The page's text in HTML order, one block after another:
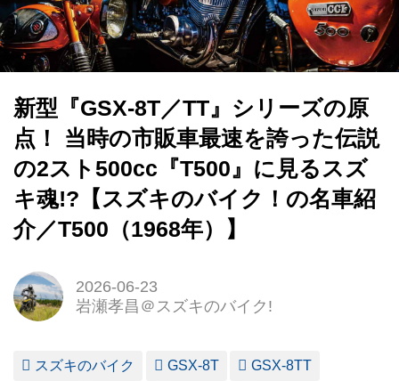
新型『GSX-8T／TT』シリーズの原
点！ 当時の市販車最速を誇った伝説
の2スト500cc『T500』に見るスズ
キ魂!?【スズキのバイク！の名車紹
介／T500（1968年）】
2026-06-23
岩瀬孝昌＠スズキのバイク!
スズキのバイク GSX-8T GSX-8TT